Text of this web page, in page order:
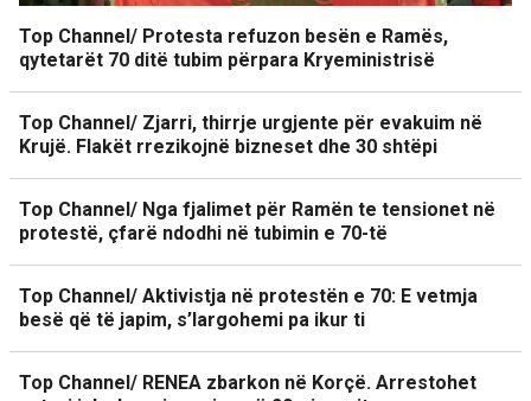
Top Channel/ Protesta refuzon besën e Ramës,
qytetarët 70 ditë tubim përpara Kryeministrisë
Top Channel/ Zjarri, thirrje urgjente për evakuim në
Krujë. Flakët rrezikojnë bizneset dhe 30 shtëpi
Top Channel/ Nga fjalimet për Ramën te tensionet në
protestë, çfarë ndodhi në tubimin e 70-të
Top Channel/ Aktivistja në protestën e 70: E vetmja
besë që të japim, s’largohemi pa ikur ti
Top Channel/ RENEA zbarkon në Korçë. Arrestohet